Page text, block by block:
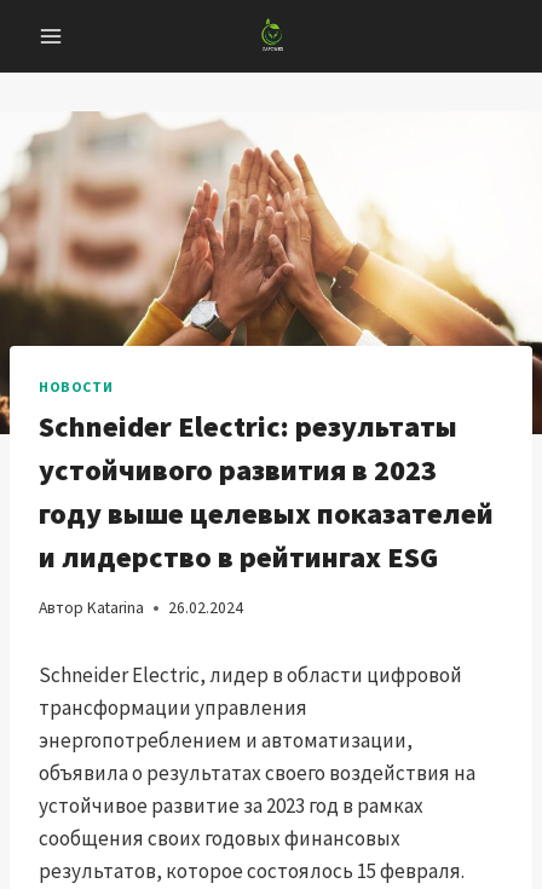
содержанию
НОВОСТИ
Schneider Electric: результаты
устойчивого развития в 2023
году выше целевых показателей
и лидерство в рейтингах ESG
Автор Katarina 26.02.2024
Schneider Electric, лидер в области цифровой
трансформации управления
энергопотреблением и автоматизации,
объявила о результатах своего воздействия на
устойчивое развитие за 2023 год в рамках
сообщения своих годовых финансовых
результатов, которое состоялось 15 февраля.